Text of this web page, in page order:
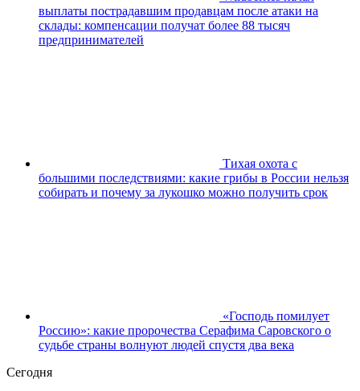
выплаты пострадавшим продавцам после атаки на
склады: компенсации получат более 88 тысяч
предпринимателей
Тихая охота с
большими последствиями: какие грибы в России нельзя
собирать и почему за лукошко можно получить срок
«Господь помилует
Россию»: какие пророчества Серафима Саровского о
судьбе страны волнуют людей спустя два века
Сегодня